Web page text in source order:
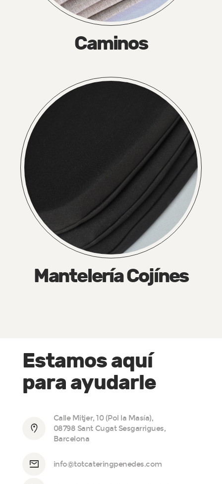
Caminos
Mantelería Cojínes
Estamos aquí
para ayudarle
Calle Mitjer, 10 (Pol la Masía),
08798 Sant Cugat Sesgarrigues,
Barcelona
info@totcateringpenedes.com